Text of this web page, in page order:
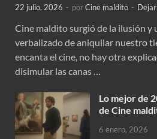
22 julio, 2026 - porCine maldito -
Cine maldito surgió de la ilusión y
verbalizado de aniquilar nuestro
encanta el cine, no hay otra
disimular las canas …
Lo mejor de
de Cine
6 enero, 2026